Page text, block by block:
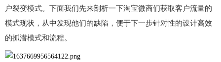
户裂变模式。下面我们先来剖析一下淘宝微商们获取客户流量的
模式现状，从中发现他们的缺陷，便于下一步针对性的设计高效
的抓潜模式和流程。